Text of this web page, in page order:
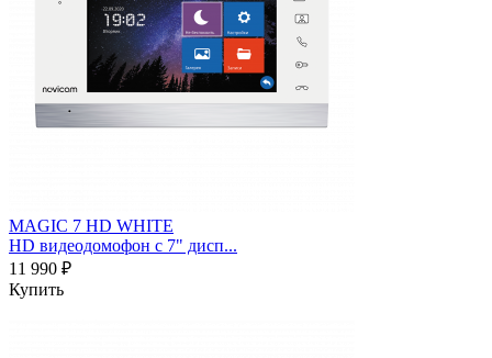
MAGIC 7 HD WHITE
HD видеодомофон с 7" дисп...
11 990 ₽
Купить